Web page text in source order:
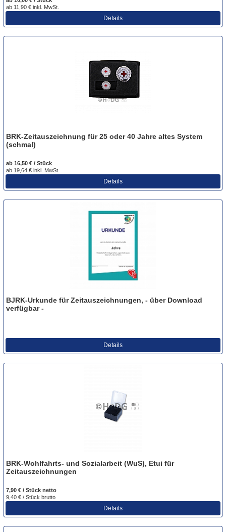
ab 11,90 € inkl. MwSt.
Details
BRK-Zeitauszeichnung für 25 oder 40 Jahre altes System
(schmal)
ab 16,50 € / Stück
ab 19,64 € inkl. MwSt.
Details
BJRK-Urkunde für Zeitauszeichnungen, - über Download
verfügbar -
Details
BRK-Wohlfahrts- und Sozialarbeit (WuS), Etui für
Zeitauszeichnungen
7,90 € / Stück netto
9,40 € / Stück brutto
Details